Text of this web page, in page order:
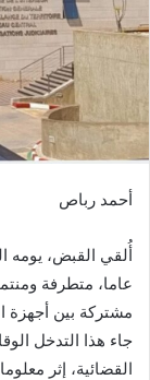
أحمد رباص
عاما، متطرفة
مشتركة بين أجهزة
جاء هذا التدخل
القضائية، إثر